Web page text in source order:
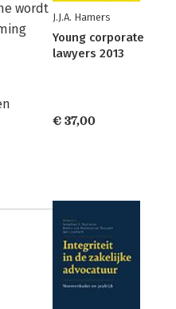
wordt
J.J.A. Hamers
Young corporate
lawyers 2013
€ 37,00